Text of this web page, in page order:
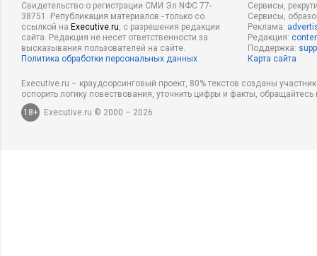
Свидетельство о регистрации СМИ Эл NФС 77-
38751. Републикация материалов - только со
ссылкой на Executive.ru, с разрешения редакции
сайта. Редакция не несет ответственности за
высказывания пользователей на сайте.
Политика обработки персональных данных
Сервисы,
Сервисы,
Реклама:
Редакция:
Поддержка:
Карта сайта
Executive.ru – краудсорсинговый проект, 80% текстов созданы
оспорить логику повествования, уточнить цифры и факты,
18+
Executive.ru © 2000 – 2026.